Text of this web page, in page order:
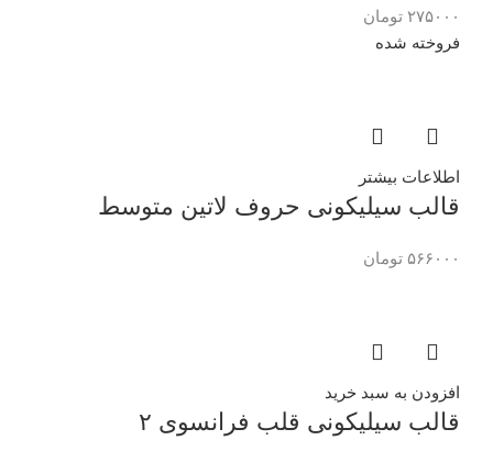
۲۷۵۰۰۰ تومان
فروخته شده
اطلاعات بیشتر
قالب سیلیکونی حروف لاتین متوسط
۵۶۶۰۰۰ تومان
افزودن به سبد خرید
قالب سیلیکونی قلب فرانسوی ۲